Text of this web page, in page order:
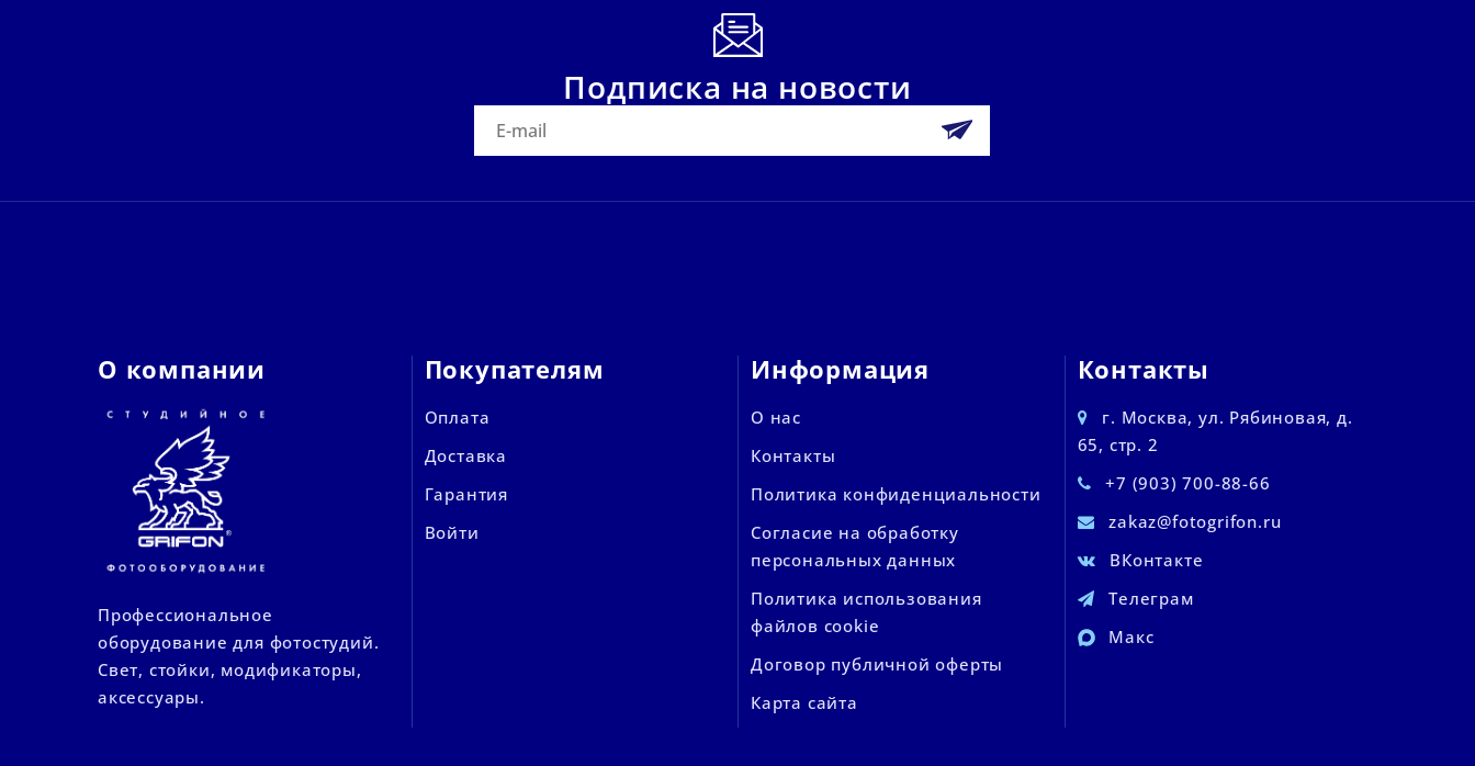
Подписка на новости
О компании
Профессиональное
оборудование для фотостудий.
Свет, стойки, модификаторы,
аксессуары.
Покупателям
Оплата
Доставка
Гарантия
Войти
Информация
О нас
Контакты
Политика конфиденциальности
Согласие на обработку
персональных данных
Политика использования
файлов cookie
Договор публичной оферты
Карта сайта
Контакты
г. Москва, ул. Рябиновая, д.
65, стр. 2
+7 (903) 700-88-66
zakaz@fotogrifon.ru
ВКонтакте
Телеграм
Макс